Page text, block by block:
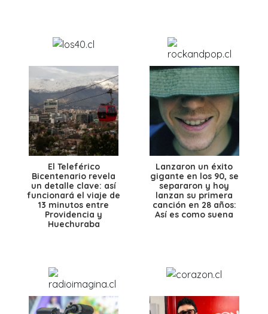
El Teleférico
Bicentenario revela
un detalle clave: así
funcionará el viaje de
13 minutos entre
Providencia y
Huechuraba
Lanzaron un éxito
gigante en los 90, se
separaron y hoy
lanzan su primera
canción en 28 años:
Así es como suena